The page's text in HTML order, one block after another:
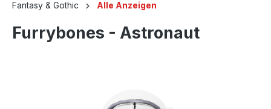
Fantasy & Gothic Alle Anzeigen
Furrybones - Astronaut